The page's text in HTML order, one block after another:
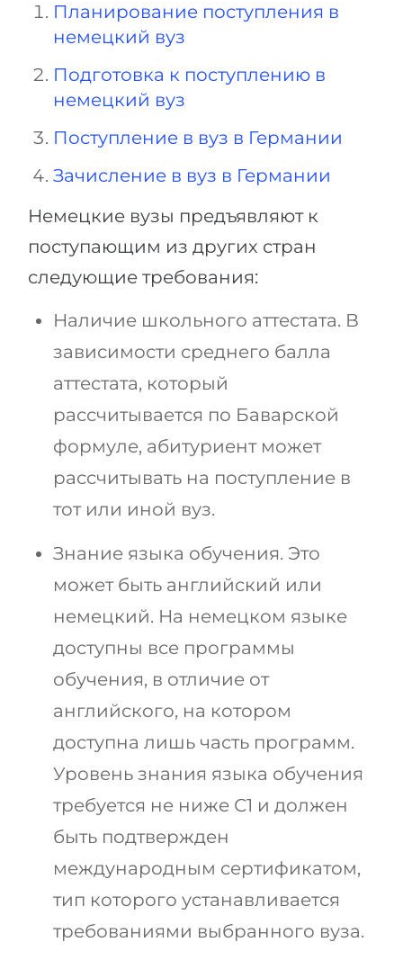
Планирование поступления в
немецкий вуз
Подготовка к поступлению в
немецкий вуз
Поступление в вуз в Германии
Зачисление в вуз в Германии
Немецкие вузы предъявляют к
поступающим из других стран
следующие требования:
Наличие школьного аттестата. В
зависимости среднего балла
аттестата, который
рассчитывается по Баварской
формуле, абитуриент может
рассчитывать на поступление в
тот или иной вуз.
Знание языка обучения. Это
может быть английский или
немецкий. На немецком языке
доступны все программы
обучения, в отличие от
английского, на котором
доступна лишь часть программ.
Уровень знания языка обучения
требуется не ниже С1 и должен
быть подтвержден
международным сертификатом,
тип которого устанавливается
требованиями выбранного вуза.